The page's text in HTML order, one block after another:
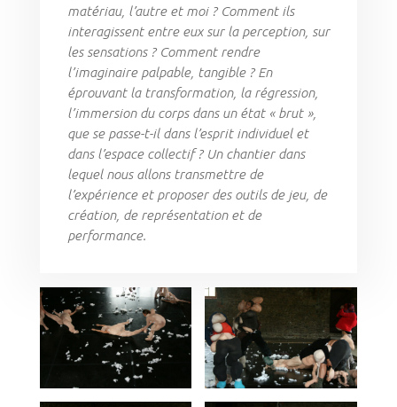
matériau, l’autre et moi ? Comment ils
interagissent entre eux sur la perception, sur
les sensations ? Comment rendre
l’imaginaire palpable, tangible ? En
éprouvant la transformation, la régression,
l’immersion du corps dans un état « brut »,
que se passe-t-il dans l’esprit individuel et
dans l’espace collectif ? Un chantier dans
lequel nous allons transmettre de
l’expérience et proposer des outils de jeu, de
création, de représentation et de
performance.